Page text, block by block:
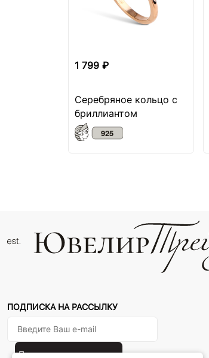
1 799 ₽
Серебряное кольцо с
бриллиантом
ПОДПИСКА НА РАССЫЛКУ
Подписаться на новости